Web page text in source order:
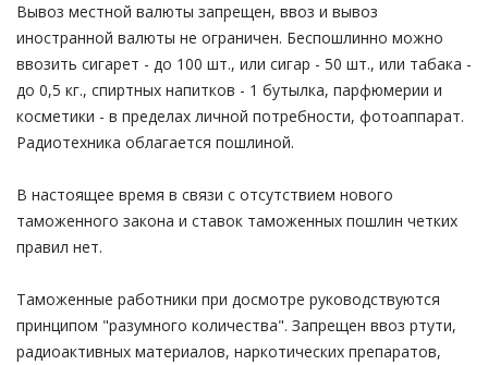
Вывоз местной валюты запрещен, ввоз и вывоз
иностранной валюты не ограничен. Беспошлинно можно
ввозить сигарет - до 100 шт., или сигар - 50 шт., или табака -
до 0,5 кг., спиртных напитков - 1 бутылка, парфюмерии и
косметики - в пределах личной потребности, фотоаппарат.
Радиотехника облагается пошлиной.
В настоящее время в связи с отсутствием нового
таможенного закона и ставок таможенных пошлин четких
правил нет.
Таможенные работники при досмотре руководствуются
принципом "разумного количества". Запрещен ввоз ртути,
радиоактивных материалов, наркотических препаратов,